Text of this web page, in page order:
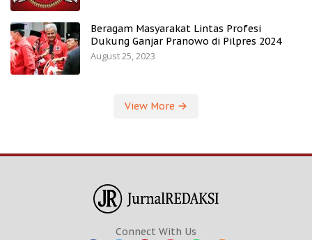
Beragam Masyarakat Lintas Profesi
Dukung Ganjar Pranowo di Pilpres 2024
August 25, 2023
View More
Connect With Us